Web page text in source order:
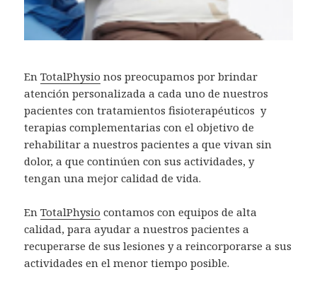
EnTotalPhysio nos preocupamos por brindar
atención personalizada a cada uno de nuestros
pacientes con tratamientos fisioterapéuticos y
terapias complementarias con el objetivo de
rehabilitar a nuestros pacientes a que vivan sin
dolor, a que continúen con sus actividades, y
tengan una mejor calidad de vida.
EnTotalPhysio contamos con equipos de alta
calidad, para ayudar a nuestros pacientes a
recuperarse de sus lesiones y a reincorporarse a sus
actividades en el menor tiempo posible.